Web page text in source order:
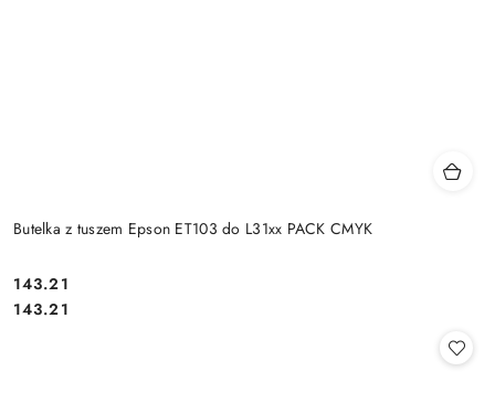
Butelka z tuszem Epson ET103 do L31xx PACK CMYK
Cena:
143.21
Cena:
143.21